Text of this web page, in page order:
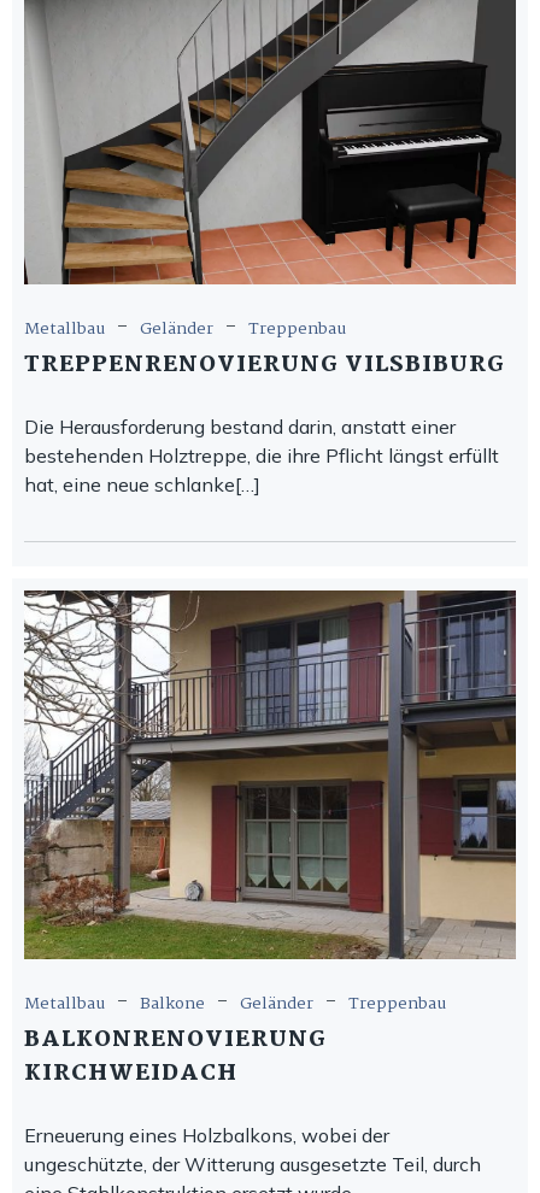
Metallbau - Geländer - Treppenbau
TREPPENRENOVIERUNG VILSBIBURG
Die Herausforderung bestand darin, anstatt einer
bestehenden Holztreppe, die ihre Pflicht längst erfüllt
hat, eine neue schlanke[…]
Metallbau - Balkone - Geländer - Treppenbau
BALKONRENOVIERUNG
KIRCHWEIDACH
Erneuerung eines Holzbalkons, wobei der
ungeschützte, der Witterung ausgesetzte Teil, durch